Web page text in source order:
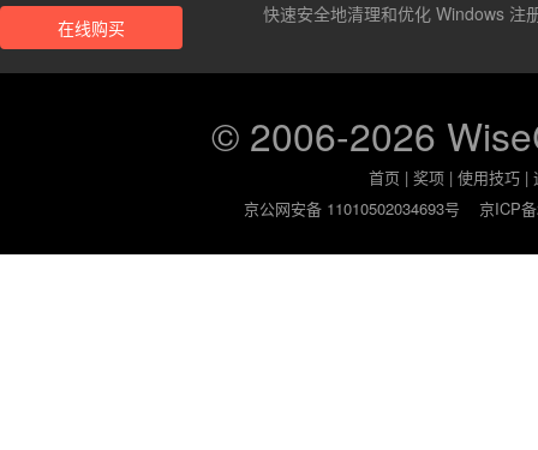
在线购买
快速安全地清理和优化 Windows 注
© 2006-2026
首页 |奖项 |使用技巧 |
京公网安备 11010502034693号
京ICP